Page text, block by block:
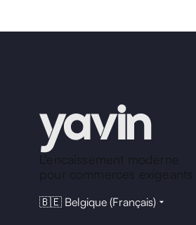
L'encaissement moderne
pour commerces exigeants
🇧🇪 Belgique (Français)